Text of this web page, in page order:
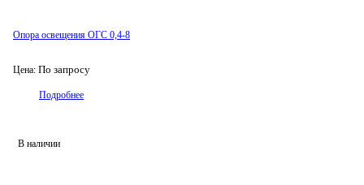
Опора освещения ОГС 0,4-8
Цена: По запросу
Подробнее
В наличии